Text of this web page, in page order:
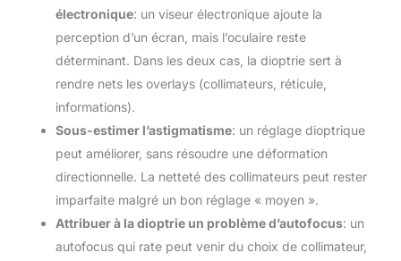
électronique: un viseur électronique ajoute la
perception d’un écran, mais l’oculaire reste
déterminant. Dans les deux cas, la dioptrie sert à
rendre nets les overlays (collimateurs, réticule,
informations).
Sous-estimer l’astigmatisme: un réglage dioptrique
peut améliorer, sans résoudre une déformation
directionnelle. La netteté des collimateurs peut rester
imparfaite malgré un bon réglage « moyen ».
Attribuer à la dioptrie un problème d’autofocus: un
autofocus qui rate peut venir du choix de collimateur,